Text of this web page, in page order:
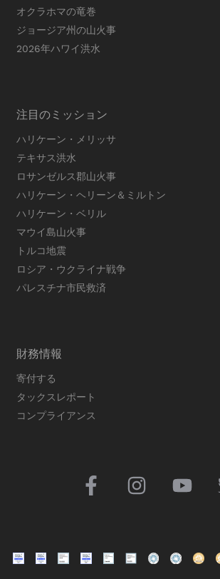
オクラホマの竜巻
ジョージア州の山火事
2026年ハワイ洪水
注目のミッション
ハリケーン・メリッサ
テキサス洪水
ロサンゼルス郡山火事
ハリケーン・ヘリーン＆ミルトン
ハリケーン・ベリル
マウイ島山火事
トルコ地震
ロシア・ウクライナ戦争
パレスチナ市民救済
財務情報
寄付する
タックスレポート
コンプライアンス